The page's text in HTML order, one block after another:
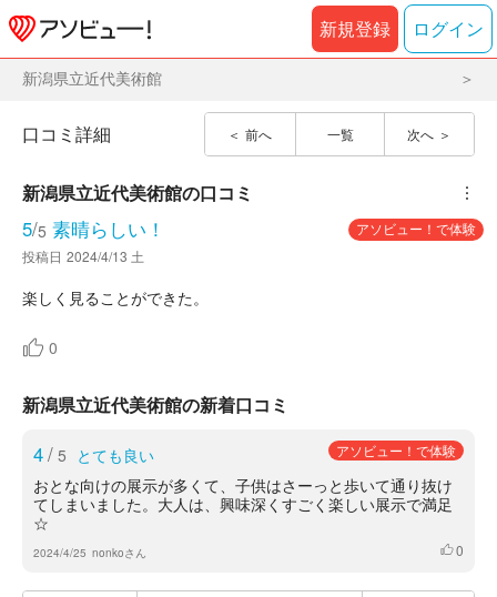
新規登録 ログイン
新潟県立近代美術館
前へ 一覧 次へ
口コミ詳細
新潟県立近代美術館の口コミ ︙
5/5 素晴らしい！
アソビュー！で体験
投稿日 2024/4/13 土
楽しく見ることができた。
0
新潟県立近代美術館の新着口コミ
4/ 5 とても良い アソビュー！で体験
おとな向けの展示が多くて、子供はさーっと歩いて通り抜け
てしまいました。大人は、興味深くすごく楽しい展示で満足
☆
2024/4/25 nonkoさん いいね
0